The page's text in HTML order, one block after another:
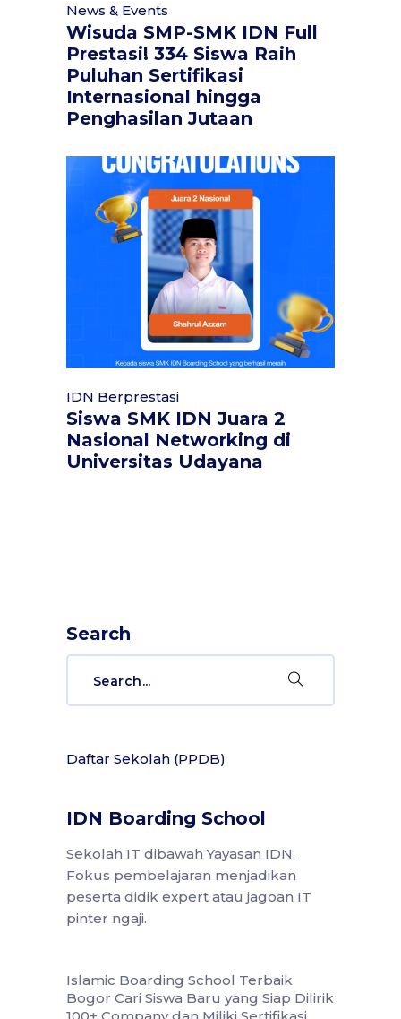
News & Events
Wisuda SMP-SMK IDN Full
Prestasi! 334 Siswa Raih
Puluhan Sertifikasi
Internasional hingga
Penghasilan Jutaan
IDN Berprestasi
Siswa SMK IDN Juara 2
Nasional Networking di
Universitas Udayana
Search
Daftar Sekolah (PPDB)
IDN Boarding School
Sekolah IT dibawah Yayasan IDN.
Fokus pembelajaran menjadikan
peserta didik expert atau jagoan IT
pinter ngaji.
Islamic Boarding School Terbaik
Bogor Cari Siswa Baru yang Siap Dilirik